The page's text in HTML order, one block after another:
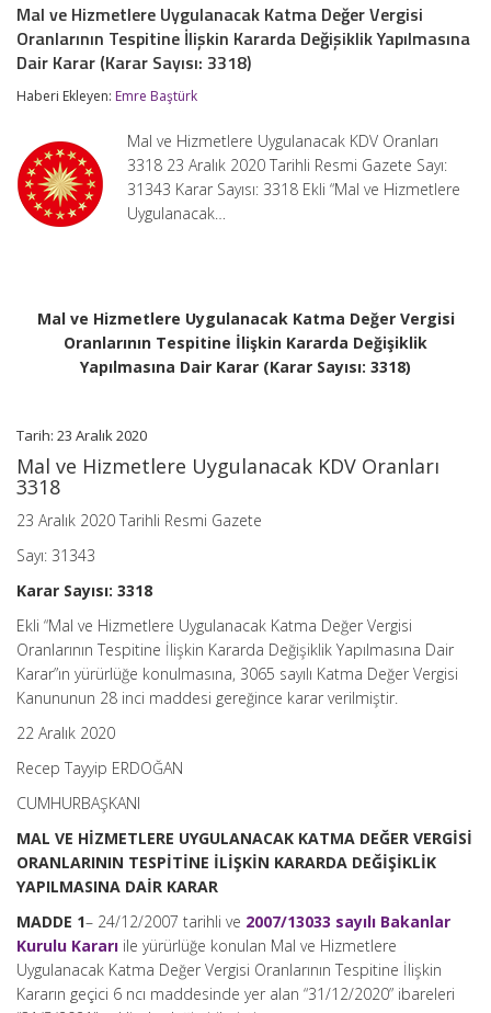
Hizmetlere
Uygulanacak
Katma
Değer
Vergisi
Kararda
Değişiklik
Yapılmasına
için
Mal ve Hizmetlere Uygulanacak Katma Değer Vergisi
Oranlarının Tespitine İlişkin Kararda Değişiklik Yapılmasına
Dair Karar (Karar Sayısı: 3318)
Haberi Ekleyen: Emre Baştürk
Mal ve Hizmetlere Uygulanacak KDV Oranları
3318 23 Aralık 2020 Tarihli Resmi Gazete Sayı:
31343 Karar Sayısı: 3318 Ekli “Mal ve Hizmetlere
Uygulanacak…
Mal ve Hizmetlere Uygulanacak Katma Değer Vergisi
Oranlarının Tespitine İlişkin Kararda Değişiklik
Yapılmasına Dair Karar (Karar Sayısı: 3318)
Tarih: 23 Aralık 2020
Mal ve Hizmetlere Uygulanacak KDV Oranları
3318
23 Aralık 2020 Tarihli Resmi Gazete
Sayı: 31343
Karar Sayısı: 3318
Ekli “Mal ve Hizmetlere Uygulanacak Katma Değer Vergisi
Oranlarının Tespitine İlişkin Kararda Değişiklik Yapılmasına Dair
Karar”ın yürürlüğe konulmasına, 3065 sayılı Katma Değer Vergisi
Kanununun 28 inci maddesi gereğince karar verilmiştir.
22 Aralık 2020
Recep Tayyip ERDOĞAN
CUMHURBAŞKANI
MAL VE HİZMETLERE UYGULANACAK KATMA DEĞER VERGİSİ
ORANLARININ TESPİTİNE İLİŞKİN KARARDA DEĞİŞİKLİK
YAPILMASINA DAİR KARAR
MADDE 1– 24/12/2007 tarihli ve 2007/13033 sayılı Bakanlar
Kurulu Kararı ile yürürlüğe konulan Mal ve Hizmetlere
Uygulanacak Katma Değer Vergisi Oranlarının Tespitine İlişkin
Kararın geçici 6 ncı maddesinde yer alan “31/12/2020” ibareleri